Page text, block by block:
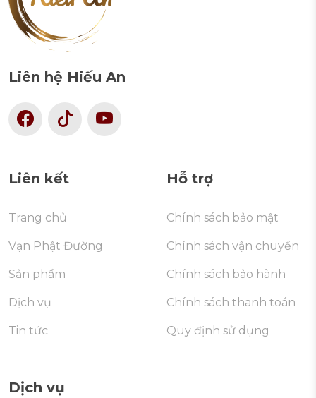
Liên hệ Hiếu An
Liên kết
Trang chủ
Vạn Phật Đường
Sản phẩm
Dịch vụ
Tin tức
Hỗ trợ
Chính sách bảo mật
Chính sách vận chuyển
Chính sách bảo hành
Chính sách thanh toán
Quy định sử dụng
Dịch vụ